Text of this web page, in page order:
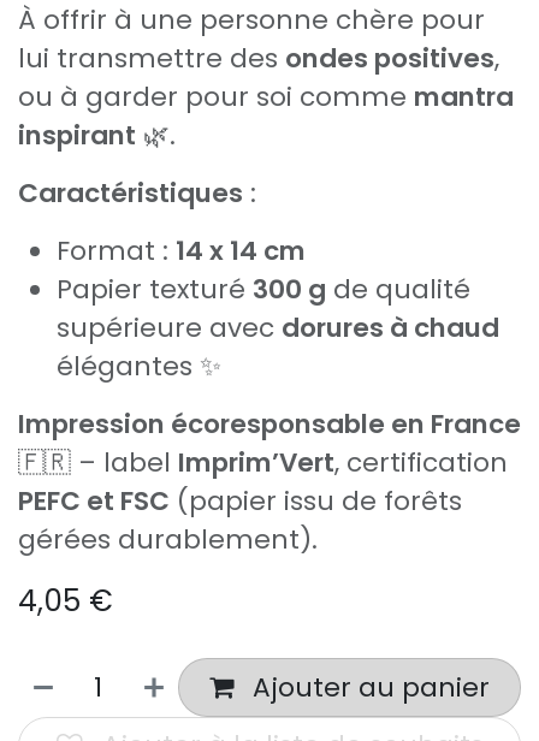
À offrir à une personne chère pour
lui transmettre des ondes positives,
ou à garder pour soi comme mantra
inspirant 🌿.
Caractéristiques :
Format : 14 x 14 cm
Papier texturé 300 g de qualité
supérieure avec dorures à chaud
élégantes ✨
Impression écoresponsable en France
🇫🇷 – label Imprim’Vert, certification
PEFC et FSC (papier issu de forêts
gérées durablement).
4,05 €
Ajouter au panier